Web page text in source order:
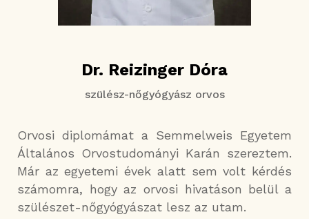
Dr. Reizinger Dóra
szülész-nőgyógyász orvos
Orvosi diplomámat a Semmelweis Egyetem
Általános Orvostudományi Karán szereztem.
Már az egyetemi évek alatt sem volt kérdés
számomra, hogy az orvosi hivatáson belül a
szülészet-nőgyógyászat lesz az utam.